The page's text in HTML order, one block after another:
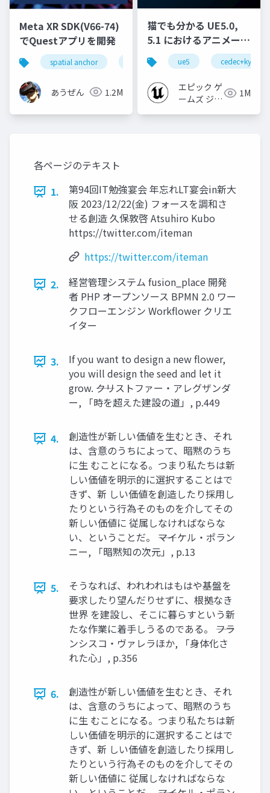
Meta XR SDK(V66-74)
でQuestアプリを開発
spatial anchor quest pro
あうぜん 1.2M
猫でも分かる UE5.0,
5.1 におけるアニメーシ
ョンの新機能について
【CEDEC+KYUSHU
2022】
ue5 cedec+kyushu
エピック ゲ
ームズ ジャ
1M
各ページのテキスト
1.
第94回IT勉強宴会 年忘れLT宴会in新大
阪 2023/12/22(金) フォースを調和さ
せる創造 久保敦啓 Atsuhiro Kubo
https://twitter.com/iteman
https://twitter.com/iteman
2.
経営管理システム fusion_place 開発
者 PHP オープンソース BPMN 2.0 ワー
クフローエンジン Workflower クリエ
イター
3.
If you want to design a new flower,
you will design the seed and let it
grow. ――クリストファー・アレグザンダ
ー, 「時を超えた建設の道」, p.449
4.
創造性が新しい価値を生むとき、それ
は、含意のうちによって、暗黙のうち
に生 むことになる。つまり私たちは新
しい価値を明示的に選択することはで
きず、新 しい価値を創造したり採用し
たりという行為そのものを介してその
新しい価値に 従属しなければならな
い、ということだ。 ――マイケル・ポラン
ニー, 「暗黙知の次元」, p.13
5.
そうなれば、われわれはもはや基盤を
要求したり望んだりせずに、根拠なき
世界 を建設し、そこに暮らすという新
たな作業に着手しうるのである。 ――フラ
ンシスコ・ヴァレラほか, 「身体化さ
れた心」, p.356
6.
創造性が新しい価値を生むとき、それ
は、含意のうちによって、暗黙のうち
に生 むことになる。つまり私たちは新
しい価値を明示的に選択することはで
きず、新 しい価値を創造したり採用し
たりという行為そのものを介してその
新しい価値に 従属しなければならな